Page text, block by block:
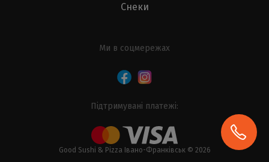
Снеки
Ми в соцмережах
Підтримувані платежі:
Good Sushi & Pizza Івано-Франківськ © 2026